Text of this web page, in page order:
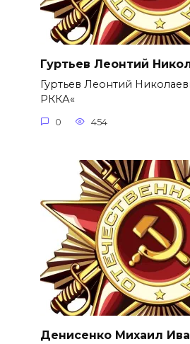
Гуртьев Леонтий
Гуртьев Леонтий
РККА«
0 454
Денисенко Михаил